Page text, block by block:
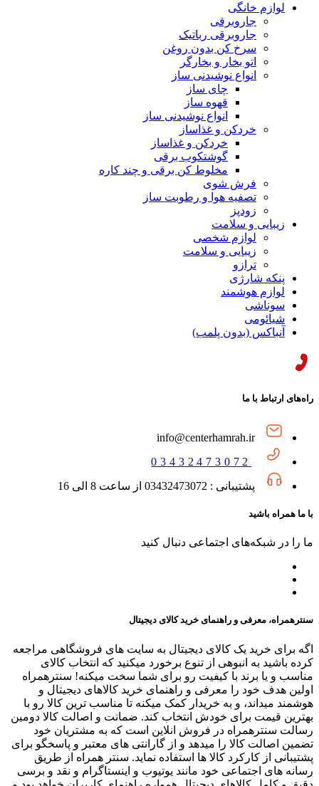
لوازم خانگی
جاروبرقی
جاروبرقی رباتیک
سرخ کن بدون روغن
اتو بخار و بخارگر
انواع نوشیدنی ساز
چای ساز
قهوه ساز
انواع نوشیدنی ساز
خردکن و غذاساز
خردکن و غذاساز
گوشتکوب برقی
مخلوط کن برقی و چند کاره
فرش شوی
تصفیه هوا و رطوبت ساز
زودپز
زیبایی و سلامت
لوازم شخصی
زیبایی و سلامت
ترازو
پنکه شارژی
لوازم هوشمند
سوناشی
شیائومی
آنباکس (بدون پلمب)
راه‌های ارتباط با ما
info@centerhamrah.ir
03432473072
پشتیبانی : 03432473072 از ساعت 8 الی 16
با ما همراه باشید
ما را در شبکه‌های اجتماعی دنبال کنید
سنترهمراه، معرفی و راهنمای خرید کالای دیجیتال
اگه برای خرید یک کالای دیجیتال به سایت های فروشگاهی مراجعه
کرده باشید به انبوهی از تنوع برخورد میکنید که انتخاب کالای
مناسب و یا برند با کیفیت رو برای شما سخت میکنه! سنترهمراه
اولین هدف خود را معرفی و راهنمای خرید کالاهای دیجیتال و
هوشمند میداند، و به خریدار کمک میکنه تا مناسب ترین کالا رو با
بهترین قیمت برای خودش انتخاب کند. ضمانت و اصالت کالا دومین
رسالت سنترهمراه در فروش انلاین است که به مشتریان خود
تضمین اصالت کالا را میدهد و از گارانتی های معتبر و پاسخگو برای
پشتیبانی از کارکرد کالا ها استفاده نماید. سنتر همراه از طریق
رسانه های اجتماعی خود مانند یوتیوب و اینستاگرام و نقد و برسی